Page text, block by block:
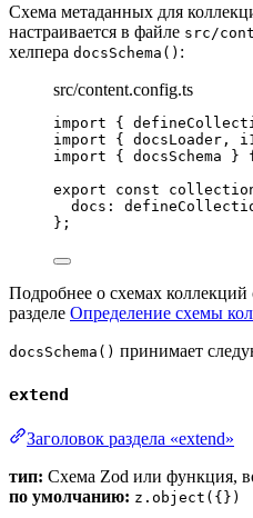
Схема метаданных для
настраивается в файле src/
хелпера docsSchema() :
src/content.config.ts
import {
import { docsLoader,
import { docsSchema }
export const
docs:
} ;
Подробнее о схемах
разделе Определение схемы
docsSchema() принимает
extend
Заголовок раздела «extend»
тип: Схема Zod или функция,
по умолчанию: z.object({})